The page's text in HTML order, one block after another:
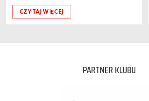
CZYTAJ WIĘCEJ
PARTNER KLUBU